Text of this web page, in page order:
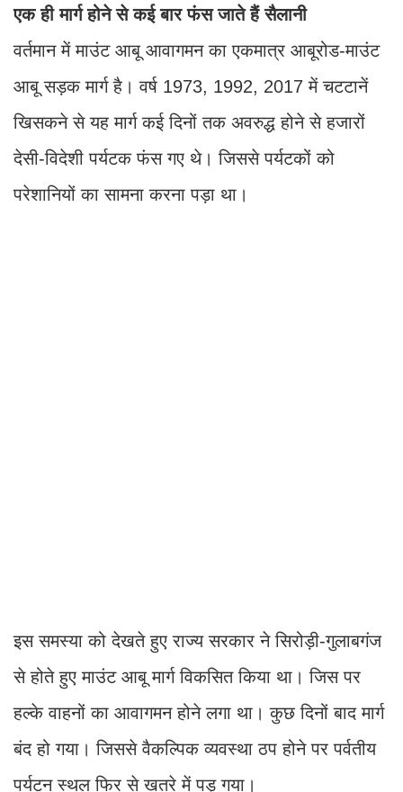
एक ही मार्ग होने से कई बार फंस जाते हैं सैलानी
वर्तमान में माउंट आबू आवागमन का एकमात्र आबूरोड-माउंट
आबू सड़क मार्ग है। वर्ष 1973, 1992, 2017 में चटटानें
खिसकने से यह मार्ग कई दिनों तक अवरुद्ध होने से हजारों
देसी-विदेशी पर्यटक फंस गए थे। जिससे पर्यटकों को
परेशानियों का सामना करना पड़ा था।
इस समस्या को देखते हुए राज्य सरकार ने सिरोड़ी-गुलाबगंज
से होते हुए माउंट आबू मार्ग विकसित किया था। जिस पर
हल्के वाहनों का आवागमन होने लगा था। कुछ दिनों बाद मार्ग
बंद हो गया। जिससे वैकल्पिक व्यवस्था ठप होने पर पर्वतीय
पर्यटन स्थल फिर से खतरे में पड़ गया।